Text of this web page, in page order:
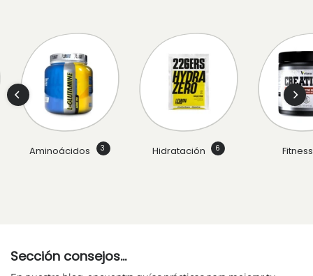
Aminoácidos 3 Hidratación 6
Sección consejos...